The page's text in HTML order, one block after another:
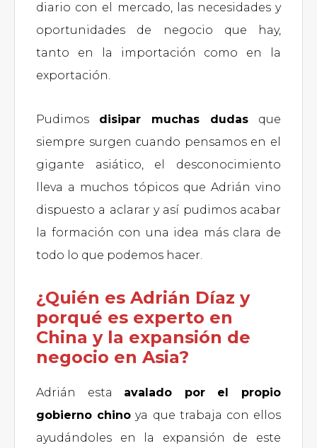
diario con el mercado, las necesidades y
oportunidades de negocio que hay,
tanto en la importación como en la
exportación.
Pudimos disipar muchas dudas que
siempre surgen cuando pensamos en el
gigante asiático, el desconocimiento
lleva a muchos tópicos que Adrián vino
dispuesto a aclarar y así pudimos acabar
la formación con una idea más clara de
todo lo que podemos hacer.
¿Quién es Adrián Díaz y
porqué es experto en
China y la expansión de
negocio en Asia?
Adrián esta avalado por el propio
gobierno chino ya que trabaja con ellos
ayudándoles en la expansión de este